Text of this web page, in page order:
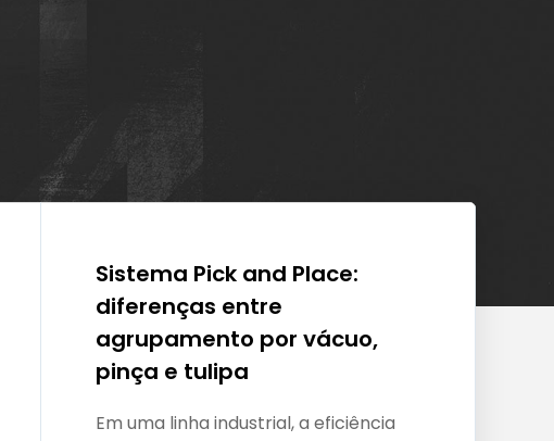
Sistema Pick and Place:
diferenças entre
agrupamento por vácuo,
pinça e tulipa
Em uma linha industrial, a eficiência